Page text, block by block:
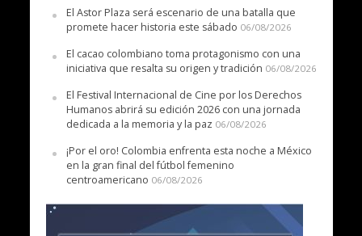
El Astor Plaza será escenario de una batalla que
promete hacer historia este sábado 06/08/2026
El cacao colombiano toma protagonismo con una
iniciativa que resalta su origen y tradición 06/08/2026
El Festival Internacional de Cine por los Derechos
Humanos abrirá su edición 2026 con una jornada
dedicada a la memoria y la paz 06/08/2026
¡Por el oro! Colombia enfrenta esta noche a México
en la gran final del fútbol femenino
centroamericano 06/08/2026